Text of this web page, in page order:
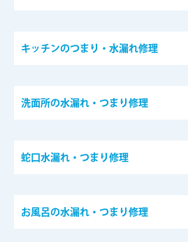
キッチンのつまり・水漏れ修理
洗面所の水漏れ・つまり修理
蛇口水漏れ・つまり修理
お風呂の水漏れ・つまり修理